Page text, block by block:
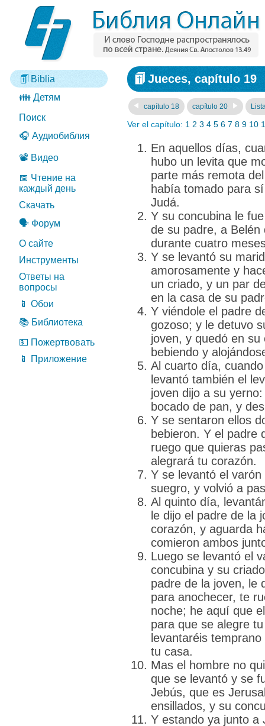
Biblia
👪 Детям
Поиск
🎧 Аудиобиблия
📽️ Видео
📅 Чтение на
каждый день
Скачать
🗣️ Форум
О сайте
Инструменты
Ответы на
вопросы
📱 Обои
📚 Библиотека
💵 Пожертвовать
📱 Приложение
Jueces, capítulo 19
capítulo 18 capítulo 20
Ver el capítulo: 1 2 3 4 5 6 7 8 9 10
En aquellos días,
hubo un levita que
parte más remota
había tomado para
Judá.
Y su concubina le
de su padre, a
durante cuatro
Y se levantó su
amorosamente y
un criado, y un par
en la casa de su
Y viéndole el padre
gozoso; y le detuvo
joven, y quedó en
bebiendo y
Al cuarto día,
levantó también el
joven dijo a su
bocado de pan, y
Y se sentaron ellos
bebieron. Y el padre
ruego que quieras
alegrará tu corazón.
Y se levantó el
suegro, y volvió a
Al quinto día,
le dijo el padre de la
corazón, y aguarda
comieron ambos
Luego se levantó el
concubina y su
padre de la joven, le
para anochecer, te
noche; he aquí que
para que se alegre
levantaréis
tu casa.
Mas el hombre no
que se levantó y se
Jebús, que es
ensillados, y su
Y estando ya junto a